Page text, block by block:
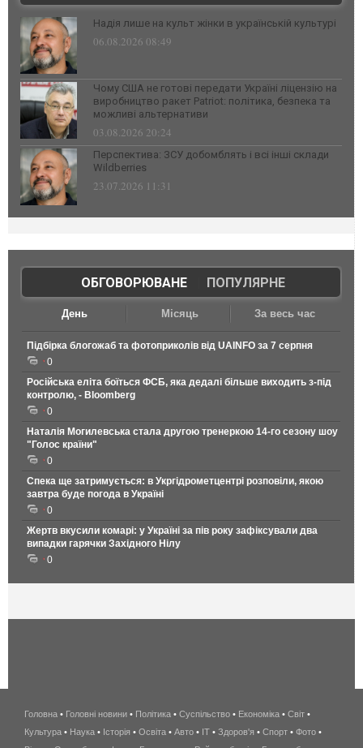
Надія лише на культ жінки в українській культурі
06.08.2026 08:49
Чому США не готові передати Україні ліцензію на
виробництво ракет Patriot: політика, безпека та
можливі альтернативи
03.08.2026 20:24
Перспектива: ЗСУ добомблять і всі інші склади
Wildberries
23.07.2026 11:31
ОБГОВОРЮВАНЕ| ПОПУЛЯРНЕ
День Місяць За весь час
Підбірка блогожаб та фотоприколів від UAINFO за 7 серпня
0
Російська еліта боїться ФСБ, яка дедалі більше виходить з-під
контролю, - Bloomberg
0
Наталія Могилевська стала другою тренеркою 14-го сезону шоу
"Голос країни"
0
Спека ще затримується: в Укргідрометцентрі розповіли, якою
завтра буде погода в Україні
0
Жертв вкусили комарі: у Україні за пів року зафіксували два
випадки гарячки Західного Нілу
0
беспроводной
интернет
Головна • Головні новини • Політика • Суспільство • Економіка • Світ •
Культура • Наука • Історія • Освіта • Авто • IT • Здоров'я • Спорт • Фото •